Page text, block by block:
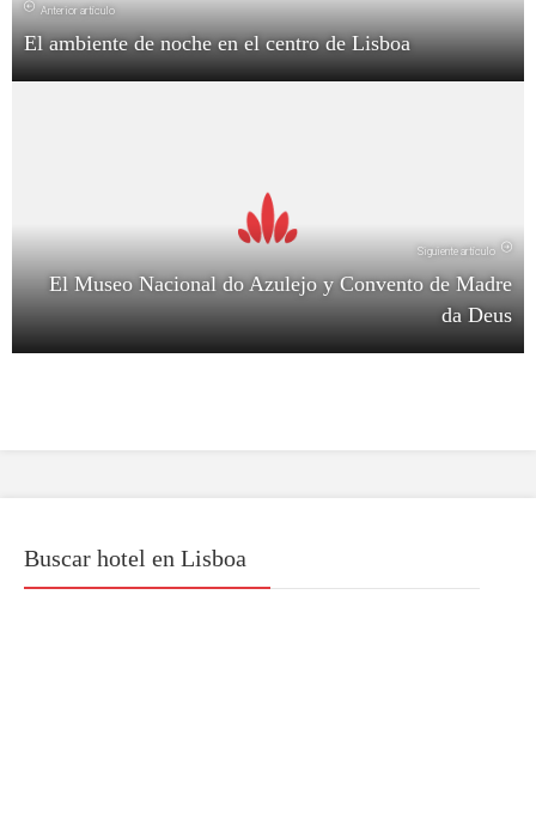
Anterior artículo
El ambiente de noche en el centro de Lisboa
Siguiente artículo
El Museo Nacional do Azulejo y Convento de Madre
da Deus
Buscar hotel en Lisboa